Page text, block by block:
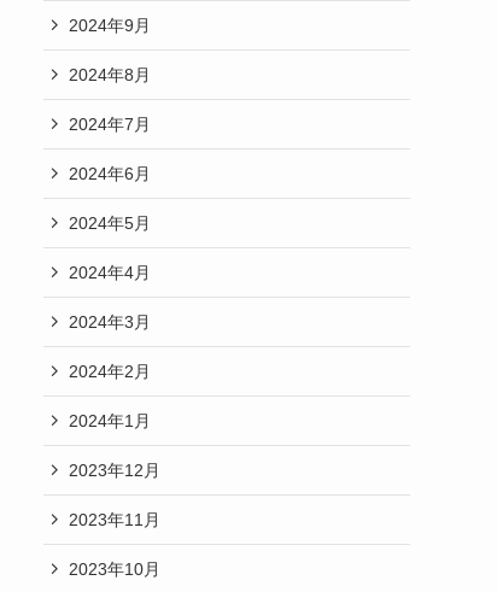
2024年9月
2024年8月
2024年7月
2024年6月
2024年5月
2024年4月
2024年3月
2024年2月
2024年1月
2023年12月
2023年11月
2023年10月